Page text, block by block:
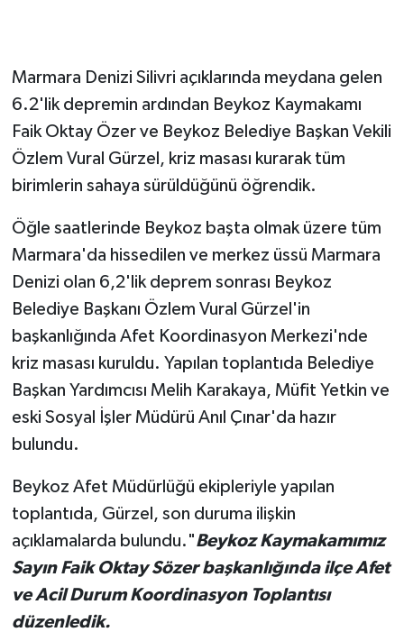
Marmara Denizi Silivri açıklarında meydana gelen
6.2'lik depremin ardından Beykoz Kaymakamı
Faik Oktay Özer ve Beykoz Belediye Başkan Vekili
Özlem Vural Gürzel, kriz masası kurarak tüm
birimlerin sahaya sürüldüğünü öğrendik.
Öğle saatlerinde Beykoz başta olmak üzere tüm
Marmara'da hissedilen ve merkez üssü Marmara
Denizi olan 6,2'lik deprem sonrası Beykoz
Belediye Başkanı Özlem Vural Gürzel'in
başkanlığında Afet Koordinasyon Merkezi'nde
kriz masası kuruldu. Yapılan toplantıda Belediye
Başkan Yardımcısı Melih Karakaya, Müfit Yetkin ve
eski Sosyal İşler Müdürü Anıl Çınar'da hazır
bulundu.
Beykoz Afet Müdürlüğü ekipleriyle yapılan
toplantıda, Gürzel, son duruma ilişkin
açıklamalarda bulundu."Beykoz Kaymakamımız
Sayın Faik Oktay Sözer başkanlığında ilçe Afet
ve Acil Durum Koordinasyon Toplantısı
düzenledik.